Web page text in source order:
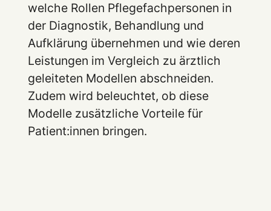
welche Rollen Pflegefachpersonen in
der Diagnostik, Behandlung und
Aufklärung übernehmen und wie deren
Leistungen im Vergleich zu ärztlich
geleiteten Modellen abschneiden.
Zudem wird beleuchtet, ob diese
Modelle zusätzliche Vorteile für
Patient:innen bringen.